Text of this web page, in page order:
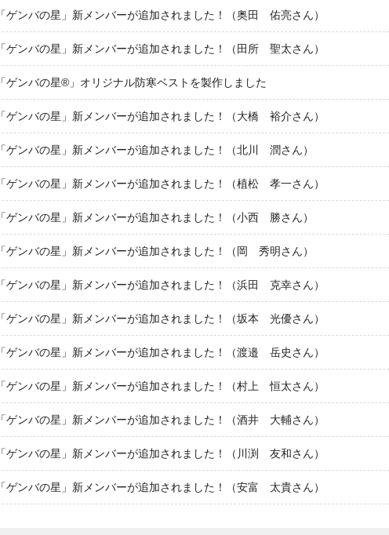
「ゲンバの星」新メンバーが追加されました！（奥田 佑亮さん）
「ゲンバの星」新メンバーが追加されました！（田所 聖太さん）
「ゲンバの星®」オリジナル防寒ベストを製作しました
「ゲンバの星」新メンバーが追加されました！（大橋 裕介さん）
「ゲンバの星」新メンバーが追加されました！（北川 潤さん）
「ゲンバの星」新メンバーが追加されました！（植松 孝一さん）
「ゲンバの星」新メンバーが追加されました！（小西 勝さん）
「ゲンバの星」新メンバーが追加されました！（岡 秀明さん）
「ゲンバの星」新メンバーが追加されました！（浜田 克幸さん）
「ゲンバの星」新メンバーが追加されました！（坂本 光優さん）
「ゲンバの星」新メンバーが追加されました！（渡邉 岳史さん）
「ゲンバの星」新メンバーが追加されました！（村上 恒太さん）
「ゲンバの星」新メンバーが追加されました！（酒井 大輔さん）
「ゲンバの星」新メンバーが追加されました！（川渕 友和さん）
「ゲンバの星」新メンバーが追加されました！（安富 太貴さん）